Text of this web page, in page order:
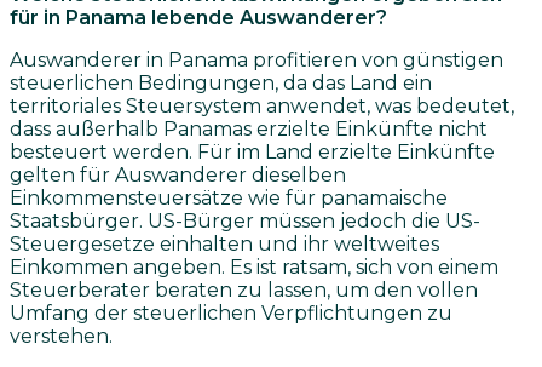
für in Panama lebende Auswanderer?
Auswanderer in Panama profitieren von günstigen
steuerlichen Bedingungen, da das Land ein
territoriales Steuersystem anwendet, was bedeutet,
dass außerhalb Panamas erzielte Einkünfte nicht
besteuert werden. Für im Land erzielte Einkünfte
gelten für Auswanderer dieselben
Einkommensteuersätze wie für panamaische
Staatsbürger. US-Bürger müssen jedoch die US-
Steuergesetze einhalten und ihr weltweites
Einkommen angeben. Es ist ratsam, sich von einem
Steuerberater beraten zu lassen, um den vollen
Umfang der steuerlichen Verpflichtungen zu
verstehen.